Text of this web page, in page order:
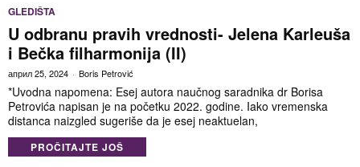
GLEDIŠTA
U odbranu pravih vrednosti- Jelena Karleuša
i Bečka filharmonija (II)
април 25, 2024 Boris Petrović
*Uvodna napomena: Esej autora naučnog saradnika dr Borisa
Petrovića napisan je na početku 2022. godine. Iako vremenska
distanca naizgled sugeriše da je esej neaktuelan,
PROČITAJTE JOŠ